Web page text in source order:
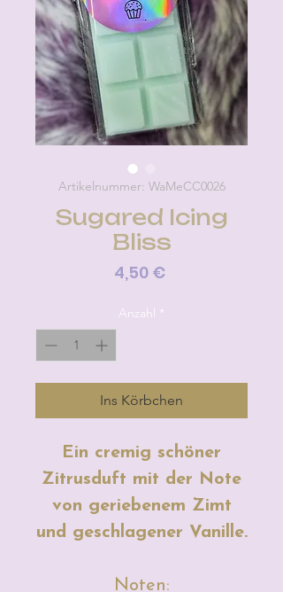
Artikelnummer: WaMeCC0026
Sugared Icing
Bliss
4,50 €Preis
Anzahl *
Ins Körbchen
Ein cremig schöner
Zitrusduft mit der Note
von geriebenem Zimt
und geschlagener Vanille.
Noten: